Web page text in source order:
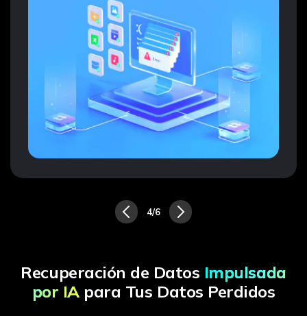
4/6
Recuperación de Datos Impulsada
por IApara Tus Datos Perdidos